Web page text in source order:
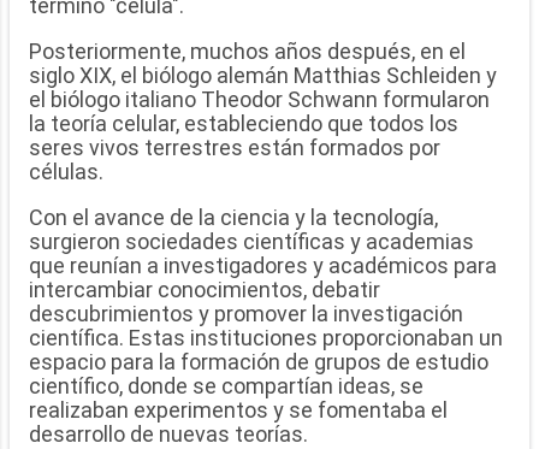
término "célula".
Posteriormente, muchos años después, en el
siglo XIX, el biólogo alemán Matthias Schleiden y
el biólogo italiano Theodor Schwann formularon
la teoría celular, estableciendo que todos los
seres vivos terrestres están formados por
células.
Con el avance de la ciencia y la tecnología,
surgieron sociedades científicas y academias
que reunían a investigadores y académicos para
intercambiar conocimientos, debatir
descubrimientos y promover la investigación
científica. Estas instituciones proporcionaban un
espacio para la formación de grupos de estudio
científico, donde se compartían ideas, se
realizaban experimentos y se fomentaba el
desarrollo de nuevas teorías.